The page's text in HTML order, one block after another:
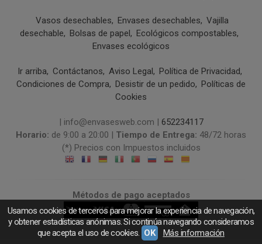
Vasos desechables Envases desechables
Vajilla
desechable
Bolsas de papel
Ecológicos compostables
Envases ecológicos
Ir arriba Contáctanos Aviso Legal
Política de Privacidad
Condiciones de Compra
Desistir de un pedido
Políticas de
Cookies
| info@envasesweb.com | 652234117
Horario: de 9:00 a 20:00 | Tiempo de Entrega: 48/72 horas
(*) Precios con Impuestos incluidos
Métodos de pago aceptados
Usamos cookies de terceros para mejorar la experiencia de navegación,
y obtener estadísticas anónimas. Si continúa navegando consideramos
que acepta el uso de cookies. OK Más información